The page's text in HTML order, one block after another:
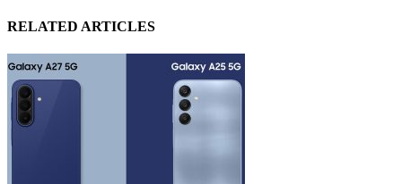
RELATED ARTICLES